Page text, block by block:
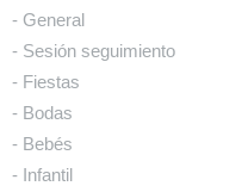
- General
- Sesión seguimiento
- Fiestas
- Bodas
- Bebés
- Infantil